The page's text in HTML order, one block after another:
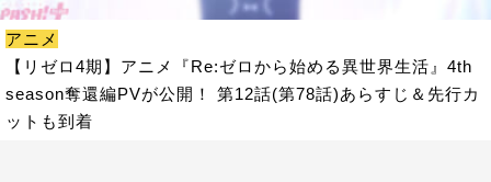
アニメ
【リゼロ4期】アニメ『Re:ゼロから始める異世界生活』4th
season奪還編PVが公開！ 第12話(第78話)あらすじ＆先行カ
ットも到着